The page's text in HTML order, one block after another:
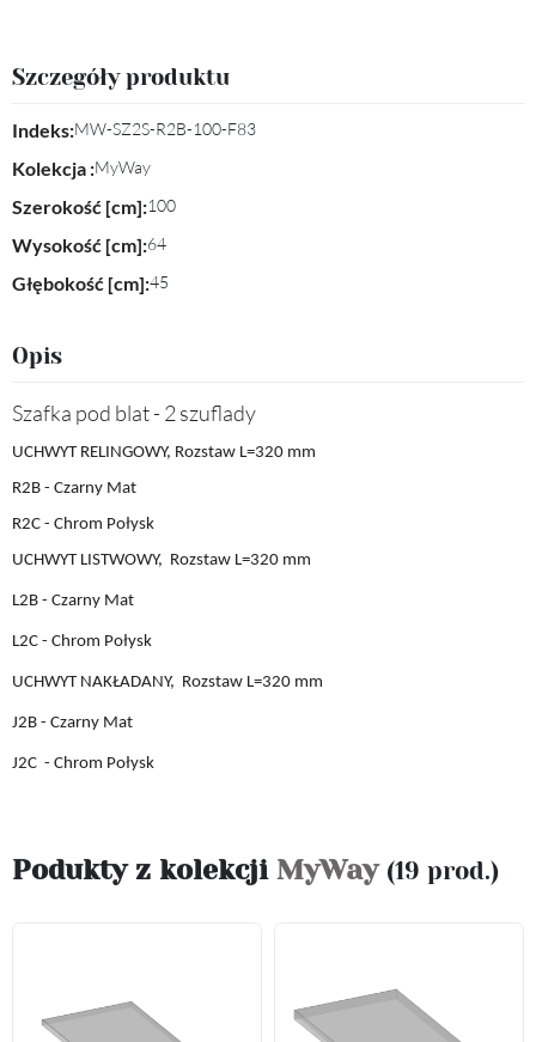
Szczegóły produktu
Indeks:MW-SZ2S-R2B-100-F83
Kolekcja :MyWay
Szerokość [cm]:100
Wysokość [cm]:64
Głębokość [cm]:45
Opis
Szafka pod blat - 2 szuflady
UCHWYT RELINGOWY, Rozstaw L=320 mm
R2B - Czarny Mat
R2C - Chrom Połysk
UCHWYT LISTWOWY, Rozstaw L=320 mm
L2B - Czarny Mat
L2C - Chrom Połysk
UCHWYT NAKŁADANY, Rozstaw L=320 mm
J2B - Czarny Mat
J2C - Chrom Połysk
Podukty z kolekcji MyWay (19 prod.)